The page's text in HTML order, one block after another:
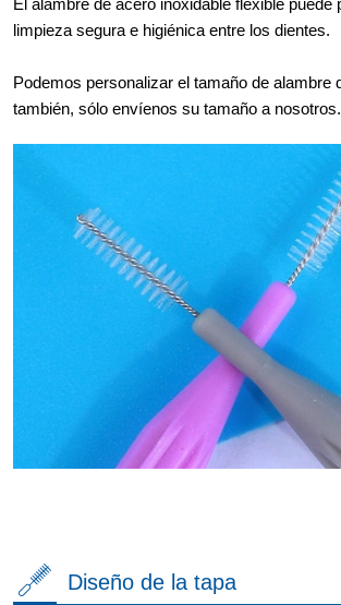
limpieza segura e higiénica entre los dientes.
Podemos personalizar el tamaño de alambre
también, sólo envíenos su tamaño a nosotros.
Diseño de la tapa